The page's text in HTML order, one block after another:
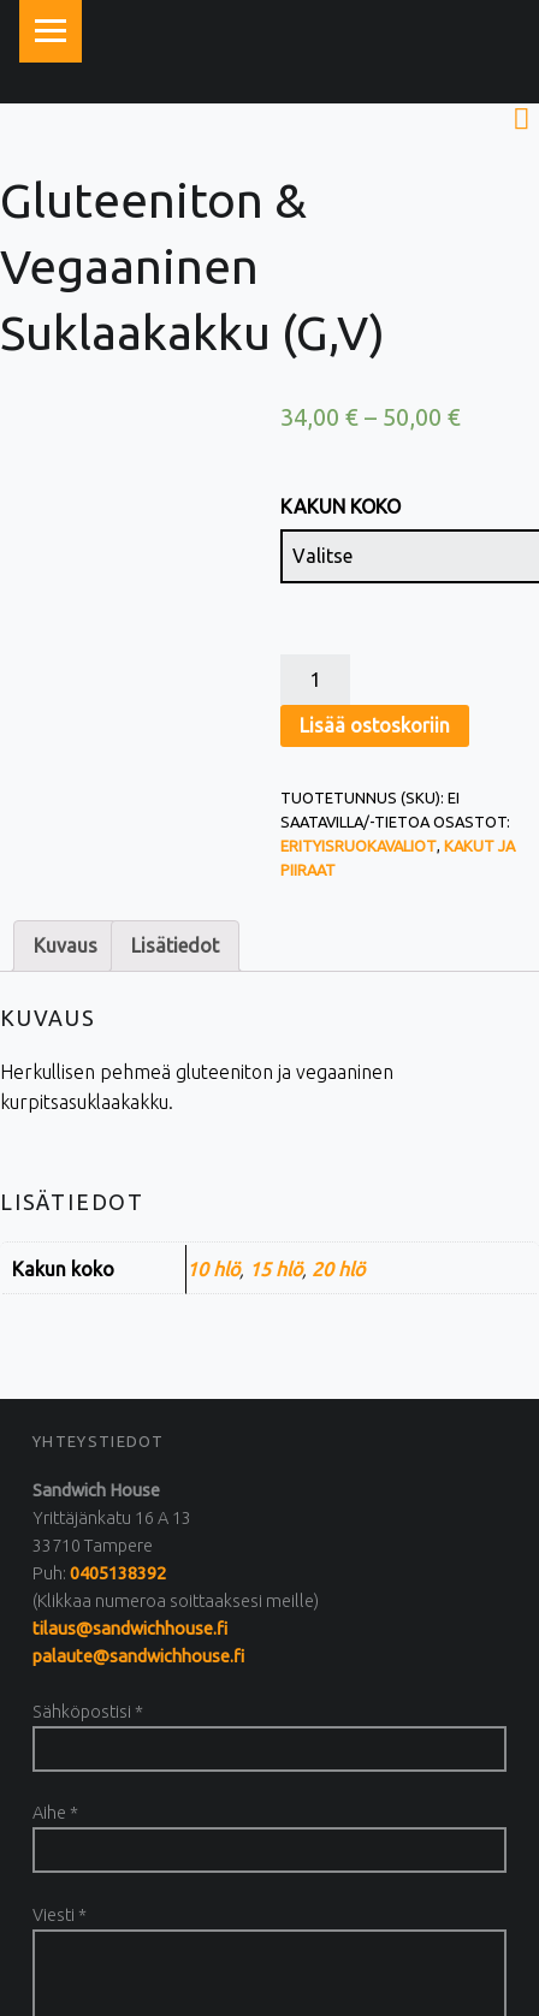
Gluteeniton &
Vegaaninen
Suklaakakku (G,V)
34,00 €– 50,00 €
KAKUN KOKO
Lisää ostoskoriin
TUOTETUNNUS (SKU): EI
SAATAVILLA/-TIETOA OSASTOT:
ERITYISRUOKAVALIOT, KAKUT JA
PIIRAAT
Kuvaus Lisätiedot
KUVAUS
Herkullisen pehmeä gluteeniton ja vegaaninen
kurpitsasuklaakakku.
LISÄTIEDOT
Kakun koko 10 hlö, 15 hlö, 20 hlö
FOOTER SIDEBAR
YHTEYSTIEDOT
Sandwich House
Yrittäjänkatu 16 A 13
33710 Tampere
Puh:0405138392
(Klikkaa numeroa soittaaksesi meille)
tilaus@sandwichhouse.fi
palaute@sandwichhouse.fi
Sähköpostisi *
Aihe *
Viesti *